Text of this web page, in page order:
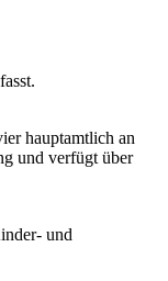
hauptamtlich an
und verfügt über
und